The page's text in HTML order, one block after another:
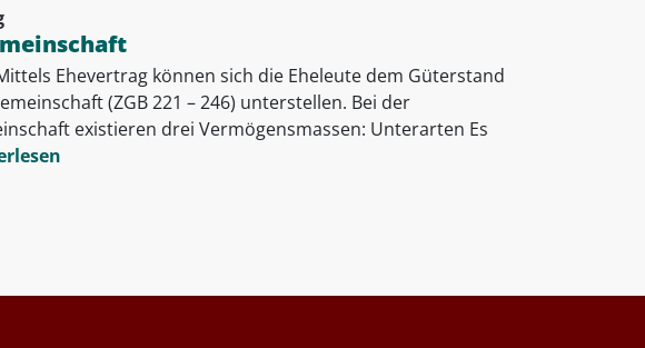
Ehevertrag können sich die Eheleute dem Güterstand
(ZGB 221 – 246) unterstellen. Bei der
existieren drei Vermögensmassen: Unterarten Es